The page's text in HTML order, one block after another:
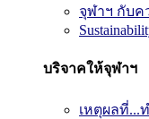
จุฬาฯ กับค
บริจาคให้จุฬาฯ
เหตุผลที่...